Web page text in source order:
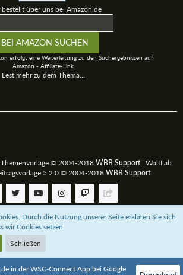
bestellt über uns bei Amazon.de
erfolgt eine Weiterleitung zu den Suchergebnissen auf
Amazon - Affiliate-Link.
Lest mehr zu dem Thema...
© 2004-2018 WBB Support| WoltLab
5.2.0 © 2004-2018 WBB Support
Software:WoltLab Suite™
mit einerPaypal-Zahlung oder bestellt über uns bei
in der WSC-Connect App bei Google
Durch die Nutzung unserer Seite erklären Sie sich
wir Cookies setzen.
Schließen